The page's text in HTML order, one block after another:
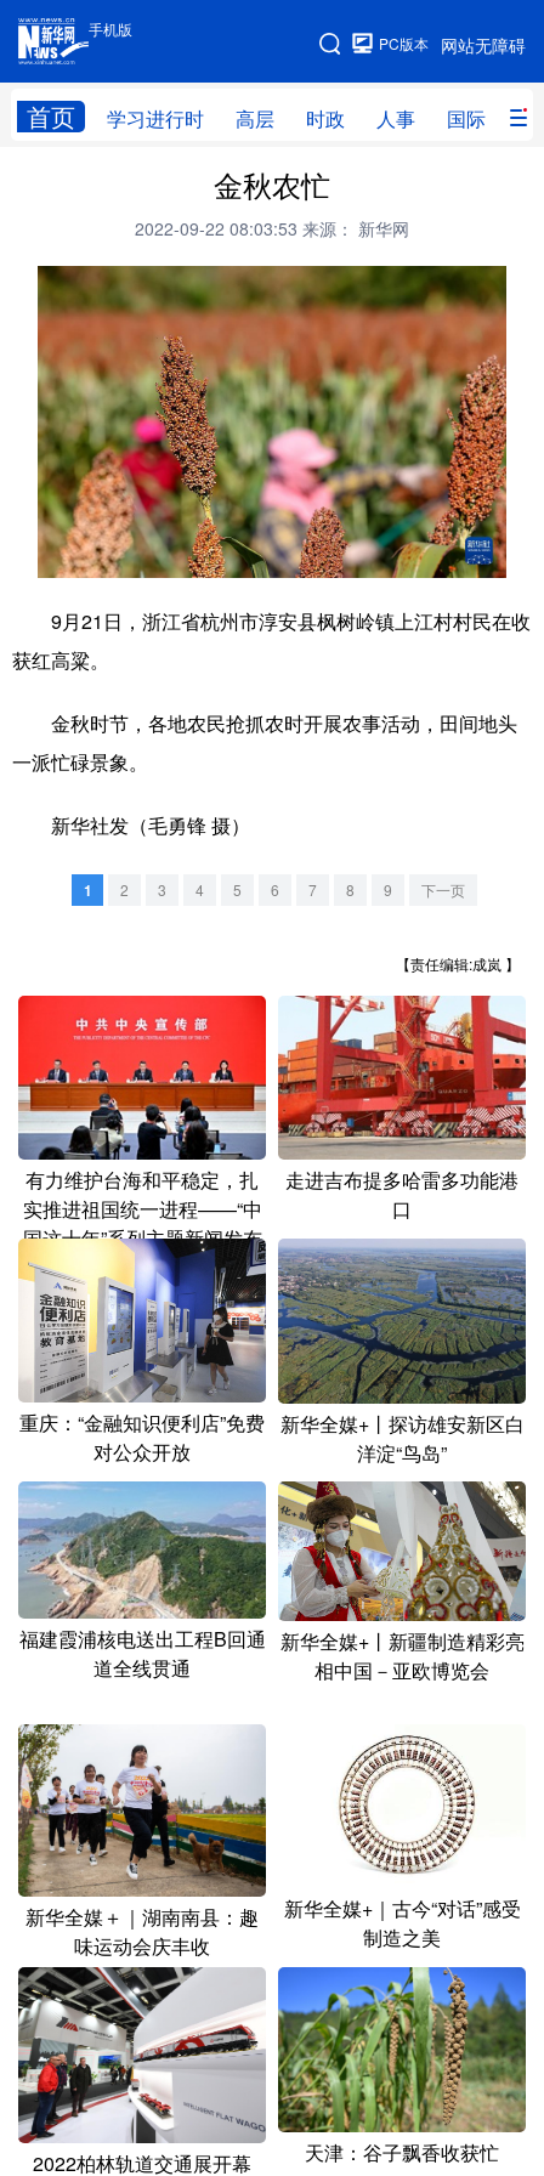
手机版
网站无障碍
PC版本
首页 学习进行时 高层 时政 人事 国际 财
手机版
网站地图
高层 时政
财经 网评
台湾 思客智库 全球连线
量子
文化 书画 健康 军事
访谈 视频 图片 政务
法律 中央文件 金融 汽车
食品 人居 信息化 数字经济
地方频道
辽宁 吉林 上海 江苏
浙江 安徽 福建 江西
山东 河南 湖北 湖南
广东 广西 海南 重庆
四川 贵州 云南 西藏
甘肃 青海 宁夏
新疆 内蒙古 黑龙江
多语种频道
English Español Français عربى
Русский язык 日本語 한국어
Deutsch Português
金秋农忙
2022-09-22 08:03:53 来源： 新华网
9月21日，浙江省杭州市淳安县枫树岭镇上江村村民在收
获红高粱。
金秋时节，各地农民抢抓农时开展农事活动，田间地头
一派忙碌景象。
新华社发（毛勇锋 摄）
1 2 3 4 5 6 7 8 9 下一页
【责任编辑:成岚 】
有力维护台海和平稳定，扎
实推进祖国统一进程——“中
国这十年”系列主题新闻发布
会聚焦对台工作和两岸关系
发展
走进吉布提多哈雷多功能港
口
重庆：“金融知识便利店”免费
对公众开放
新华全媒+丨探访雄安新区白
洋淀“鸟岛”
福建霞浦核电送出工程B回通
道全线贯通
新华全媒+丨新疆制造精彩亮
相中国－亚欧博览会
新华全媒＋｜湖南南县：趣
味运动会庆丰收
新华全媒+｜古今“对话”感受
制造之美
2022柏林轨道交通展开幕 天津：谷子飘香收获忙